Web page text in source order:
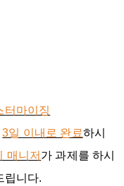
터마이징
3일 이내로 완료하시
매니저 가 과제를 하시
립니다.